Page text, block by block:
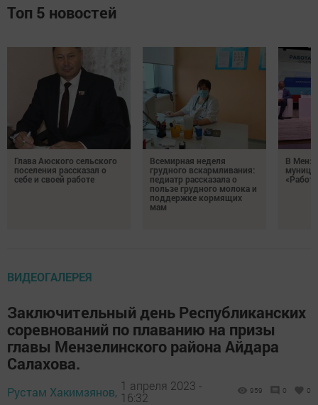
Топ 5 новостей
Глава Аюского сельского
поселения рассказал о
себе и своей работе
Всемирная неделя
грудного вскармливания:
педиатр рассказала о
пользе грудного молока и
поддержке кормящих
мам
В
ВИДЕОГАЛЕРЕЯ
Заключительный день Республиканских
соревнований по плаванию на призы
главы Мензелинского района Айдара
Салахова.
Рустам Хакимзянов, 1 апреля 2023 -
16:32
959 0 0